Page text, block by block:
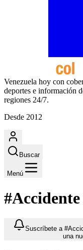
Venezuela hoy con
deportes e información
regiones 24/7.
Desde 2012
Buscar
Menú
Suscríbete a
una